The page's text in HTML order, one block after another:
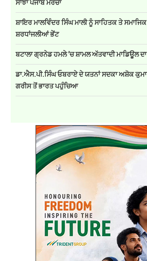
ਸਾਂਝਾ ਪੰਜਾਬ ਮੋਰਚਾ
ਸ਼ਾਇਰ ਮਾਲਵਿੰਦਰ ਸਿੰਘ ਮਾਲੀ ਨੂੰ ਸਾਹਿਤਕ ਤੇ
ਸ਼ਰਧਾਂਜਲੀਆਂ ਭੇਂਟ
ਬਟਾਲਾ ਗ੍ਰਨੇਡ ਹਮਲੇ ’ਚ ਸ਼ਾਮਲ ਅੱਤਵਾਦੀ ਮਾਡਿਊਲ
ਡਾ.ਐਸ.ਪੀ.ਸਿੰਘ ਓਬਰਾਏ ਦੇ ਯਤਨਾਂ ਸਦਕਾ ਅਸ਼ੋਕ
ਗਰੀਸ ਤੋਂ ਭਾਰਤ ਪਹੁੰਚਿਆ